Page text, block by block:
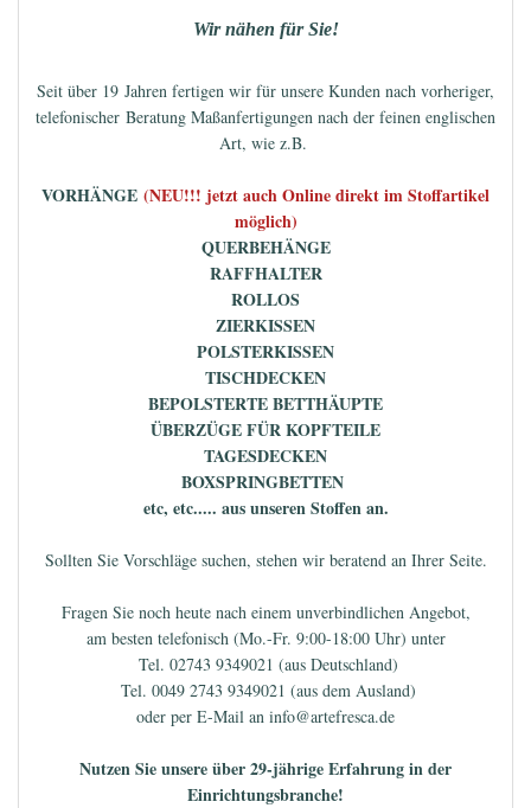
Wir nähen für Sie!
Seit über 19 Jahren fertigen wir für unsere Kunden nach vorheriger,
telefonischer Beratung Maßanfertigungen nach der feinen englischen
Art, wie z.B.
VORHÄNGE (NEU!!! jetzt auch Online direkt im Stoffartikel
möglich)
QUERBEHÄNGE
RAFFHALTER
ROLLOS
ZIERKISSEN
POLSTERKISSEN
TISCHDECKEN
BEPOLSTERTE BETTHÄUPTE
ÜBERZÜGE FÜR KOPFTEILE
TAGESDECKEN
BOXSPRINGBETTEN
etc, etc..... aus unseren Stoffen an.
Sollten Sie Vorschläge suchen, stehen wir beratend an Ihrer Seite.
Fragen Sie noch heute nach einem unverbindlichen Angebot,
am besten telefonisch (Mo.-Fr. 9:00-18:00 Uhr) unter
Tel. 02743 9349021 (aus Deutschland)
Tel. 0049 2743 9349021 (aus dem Ausland)
oder per E-Mail an info@artefresca.de
Nutzen Sie unsere über 29-jährige Erfahrung in der
Einrichtungsbranche!